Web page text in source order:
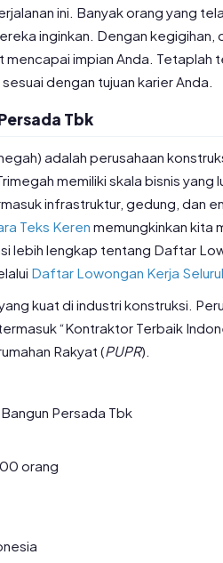
ini. Banyak orang yang
inginkan. Dengan kegigihan,
impian Anda. Tetaplah
dengan tujuan karier Anda.
Tbk
adalah perusahaan
memiliki skala bisnis yang
infrastruktur, gedung, dan
Teks Keren memungkinkan kita
lebih lengkap tentang Daftar
Daftar Lowongan Kerja
kuat di industri konstruksi.
“Kontraktor Terbaik
Rakyat (PUPR).
Persada Tbk
orang